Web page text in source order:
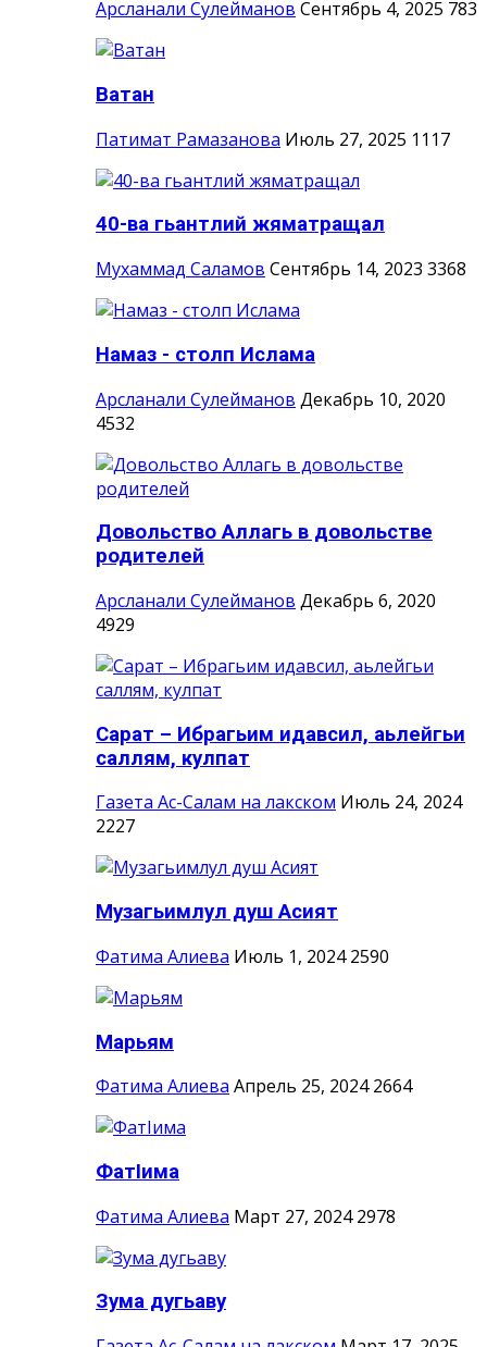
Арсланали Сулейманов Сентябрь 4, 2025 783
Ватан
Патимат Рамазанова Июль 27, 2025 1117
40-ва гьантлий жяматращал
Мухаммад Саламов Сентябрь 14, 2023 3368
Намаз - столп Ислама
Арсланали Сулейманов Декабрь 10, 2020
4532
Довольство Аллагь в довольстве
родителей
Арсланали Сулейманов Декабрь 6, 2020
4929
Сарат – Ибрагьим идавсил, аьлейгьи
саллям, кулпат
Газета Ас-Салам на лакском Июль 24, 2024
2227
Музагьимлул душ Асият
Фатима Алиева Июль 1, 2024 2590
Марьям
Фатима Алиева Апрель 25, 2024 2664
ФатIима
Фатима Алиева Март 27, 2024 2978
Зума дугьаву